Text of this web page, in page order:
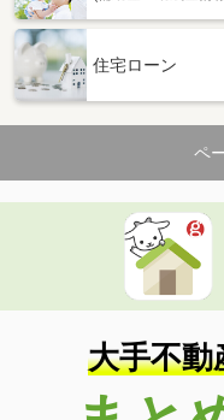
住宅ローン
ペ
大手不動